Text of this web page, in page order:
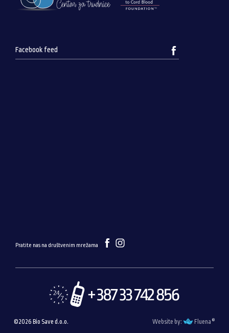
Facebook feed
Pratite nas na društvenim mrežama
©2026 Bio Save d.o.o. Website by: Fluena ®